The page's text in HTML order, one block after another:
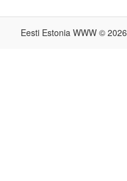
Eesti Estonia WWW © 2026